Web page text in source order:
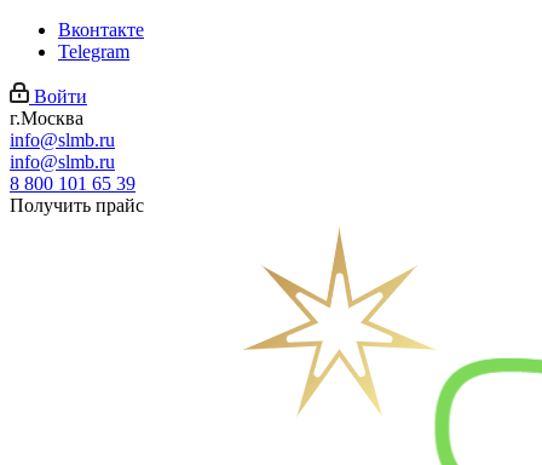
Вконтакте
Telegram
Войти
г.Москва
info@slmb.ru
info@slmb.ru
8 800 101 65 39
Получить прайс